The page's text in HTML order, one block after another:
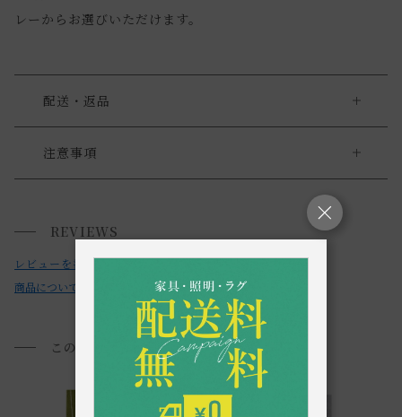
レーからお選びいただけます。
配送・返品
送料について
小型商品は、11,000円(税込)以上のお買い上げで送料無料!
注意事項
・お使いのPC画面等や光の環境によっては、掲載の画像と実
際の商品とで色の見え方が異なることもございます。ご了承
ください。
REVIEWS
レビューを書く
商品についてのお問い合わせ
このアイテムを見た方におすすめ